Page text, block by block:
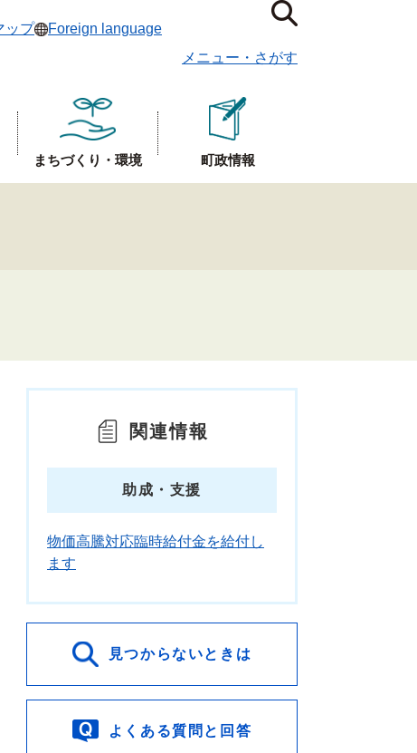
ップ
Foreign language
メニュー ・ さがす
まちづくり・環境 町政情報
関連情報
助成・支援
物価高騰対応臨時給付金を給付し
ます
見つからないときは
よくある質問と回答